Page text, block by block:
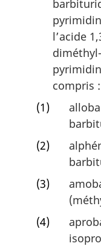
l’acide
compris :
(1)
(2)
(3)
(4)